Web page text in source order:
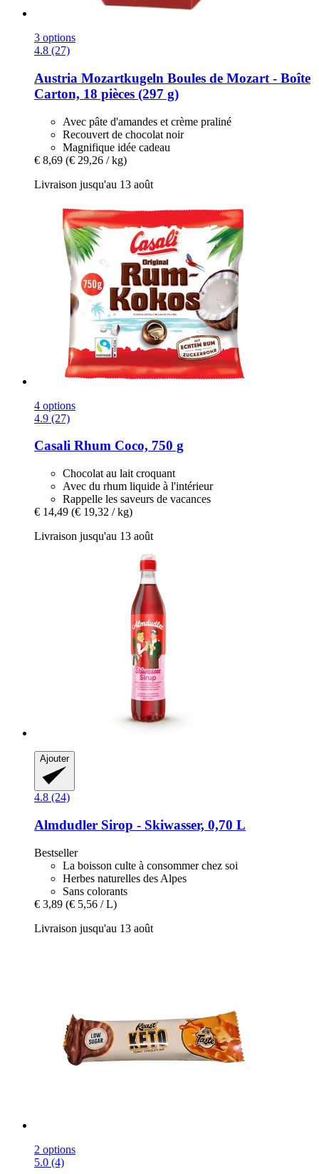
3 options
4.8 (27)
Austria Mozartkugeln Boules de Mozart -​ Boîte
Carton, 18 pièces (297 g)
Avec pâte d'amandes et crème praliné
Recouvert de chocolat noir
Magnifique idée cadeau
€ 8,69 (€ 29,26 / kg)
Livraison jusqu'au 13 août
4 options
4.9 (27)
Casali Rhum Coco, 750 g
Chocolat au lait croquant
Avec du rhum liquide à l'intérieur
Rappelle les saveurs de vacances
€ 14,49 (€ 19,32 / kg)
Livraison jusqu'au 13 août
Ajouter
4.8 (24)
Almdudler Sirop -​ Skiwasser, 0,70 L
Bestseller
La boisson culte à consommer chez soi
Herbes naturelles des Alpes
Sans colorants
€ 3,89 (€ 5,56 / L)
Livraison jusqu'au 13 août
2 options
5.0 (4)